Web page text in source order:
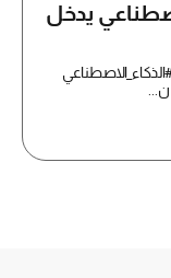
يدخل
ن...